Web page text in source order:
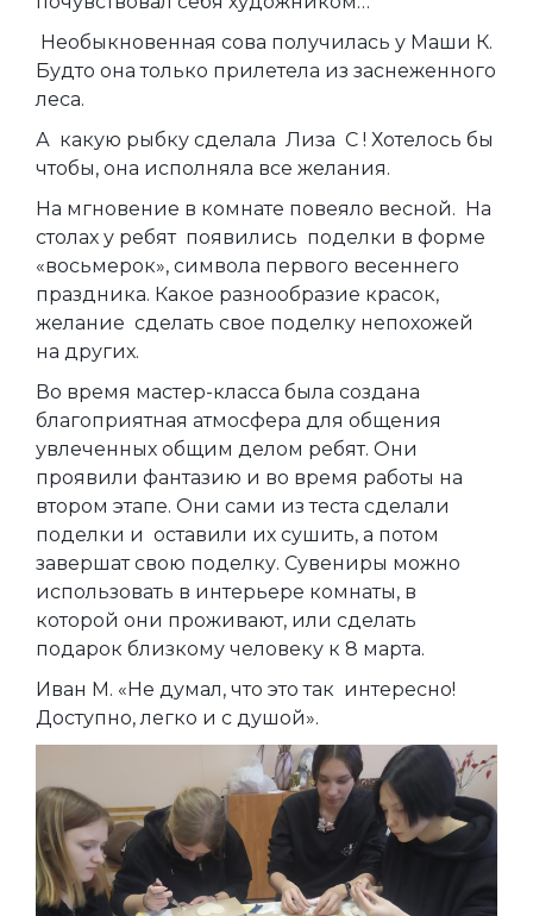
Необыкновенная сова получилась у Маши К.
Будто она только прилетела из заснеженного
леса.
А какую рыбку сделала Лиза С ! Хотелось бы
чтобы, она исполняла все желания.
На мгновение в комнате повеяло весной. На
столах у ребят появились поделки в форме
«восьмерок», символа первого весеннего
праздника. Какое разнообразие красок,
желание сделать свое поделку непохожей
на других.
Во время мастер-класса была создана
благоприятная атмосфера для общения
увлеченных общим делом ребят. Они
проявили фантазию и во время работы на
втором этапе. Они сами из теста сделали
поделки и оставили их сушить, а потом
завершат свою поделку. Сувениры можно
использовать в интерьере комнаты, в
которой они проживают, или сделать
подарок близкому человеку к 8 марта.
Иван М. «Не думал, что это так интересно!
Доступно, легко и с душой».